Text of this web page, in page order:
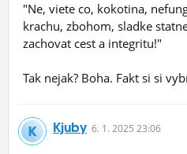
"Ne, viete co, kokotina,
krachu, zbohom, sladke
zachovat cest a integritu!"
Tak nejak? Boha. Fakt si si
Kjuby 6. 1. 2025 23:06